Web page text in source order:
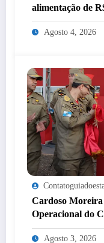
alimentação de
Agosto 4, 2026
Cardoso Moreira
Operacional do
Agosto 3, 2026